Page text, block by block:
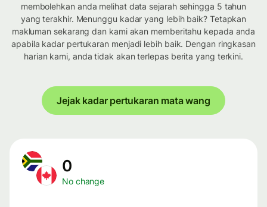
membolehkan anda melihat data sejarah sehingga 5 tahun
yang terakhir. Menunggu kadar yang lebih baik? Tetapkan
makluman sekarang dan kami akan memberitahu kepada anda
apabila kadar pertukaran menjadi lebih baik. Dengan ringkasan
harian kami, anda tidak akan terlepas berita yang terkini.
Jejak kadar pertukaran mata wang
0
No change